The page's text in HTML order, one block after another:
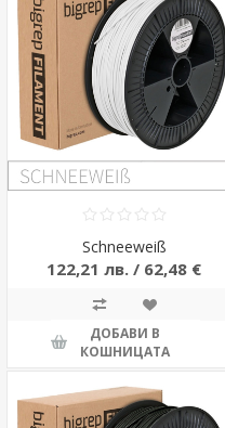
Schneeweiß
122,21 лв. / 62,48 €
ДОБАВИ В
КОШНИЦАТА